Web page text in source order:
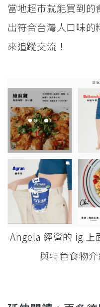
當地超市就能買到
出符合台灣人口味的
來追蹤交流！
Angela 經營的 ig 上
與特色食物